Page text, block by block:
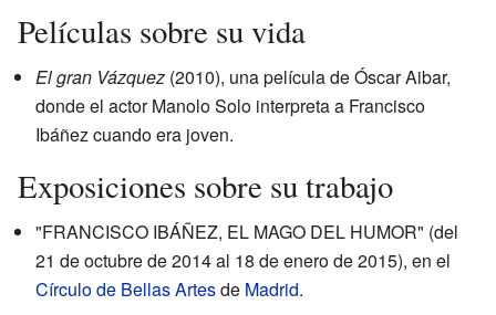
Películas sobre su vida
El gran Vázquez (2010), una película de Óscar Aibar,
donde el actor Manolo Solo interpreta a Francisco
Ibáñez cuando era joven.
Exposiciones sobre su trabajo
"FRANCISCO IBÁÑEZ, EL MAGO DEL HUMOR" (del
21 de octubre de 2014 al 18 de enero de 2015), en el
Círculo de Bellas Artesde Madrid.